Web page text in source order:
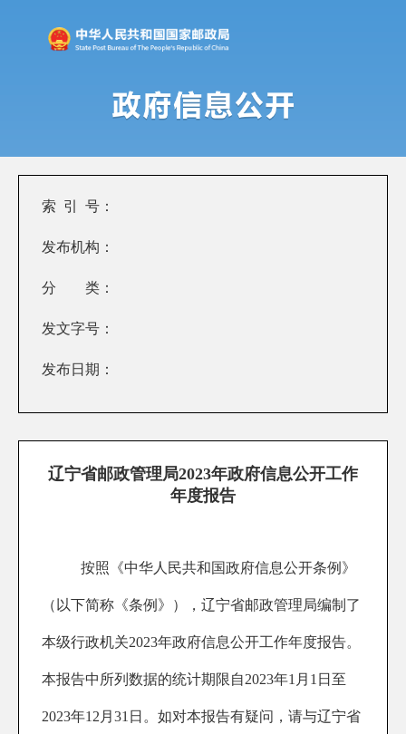
索 引 号：
发布机构：
分 类：
发文字号：
发布日期：
辽宁省邮政管理局2023年政府信息公开工作
年度报告
按照《中华人民共和国政府信息公开条例》
（以下简称《条例》），辽宁省邮政管理局编制了
本级行政机关2023年政府信息公开工作年度报告。
本报告中所列数据的统计期限自2023年1月1日至
2023年12月31日。如对本报告有疑问，请与辽宁省